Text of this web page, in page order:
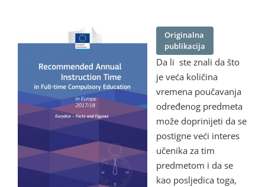
Originalna
publikacija
Da li ste znali da što
je veća količina
vremena poučavanja
određenog predmeta
može doprinijeti da se
postigne veći interes
učenika za tim
predmetom i da se
kao posljedica toga,